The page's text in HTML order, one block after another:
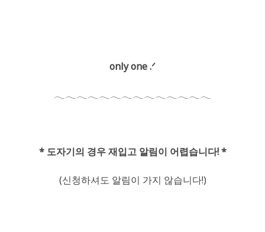
only one .ᐟ
𓂃𓂃𓂃𓂃𓂃𓂃𓂃𓂃𓂃𓂃𓂃𓂃𓂃𓂃
* 도자기의 경우 재입고 알림이 어렵습니다! *
(신청하셔도 알림이 가지 않습니다!)